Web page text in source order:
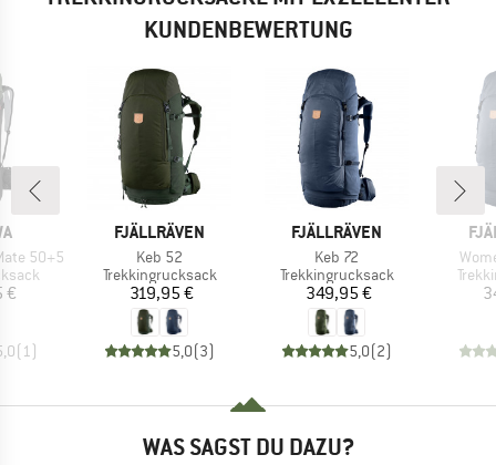
KUNDENBEWERTUNG
50+5
€
(1)
MARKE
FJÄLLRÄVEN
Artikel
Keb 52
Produktgruppe
Trekkingrucksack
Preis
319,95 €
5,0(3)
MARKE
FJÄLLRÄVEN
Artikel
Keb 72
Produktgruppe
Trekkingrucksack
Preis
349,95 €
5,0(2)
WAS SAGST DU DAZU?